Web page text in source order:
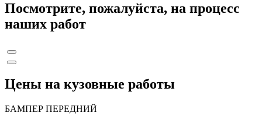
Посмотрите, пожалуйста, на процесс
наших работ
Цены на кузовные работы
БАМПЕР ПЕРЕДНИЙ